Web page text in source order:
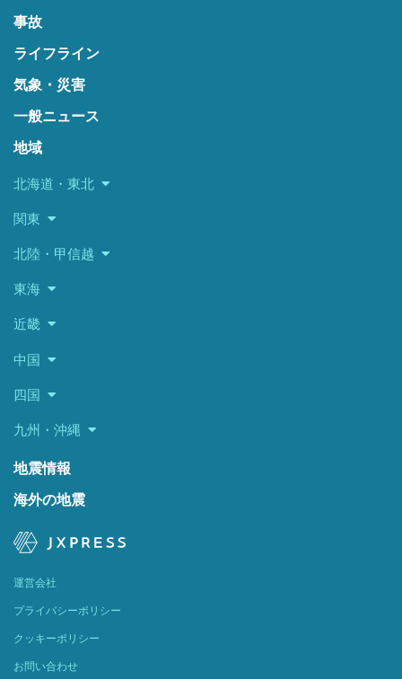
事故
ライフライン
気象・災害
一般ニュース
地域
北海道・東北
関東
北陸・甲信越
東海
近畿
中国
四国
九州・沖縄
地震情報
海外の地震
運営会社
プライバシーポリシー
クッキーポリシー
お問い合わせ